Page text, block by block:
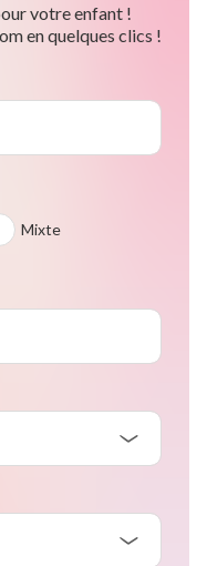
votre enfant !
en quelques clics !
Mixte